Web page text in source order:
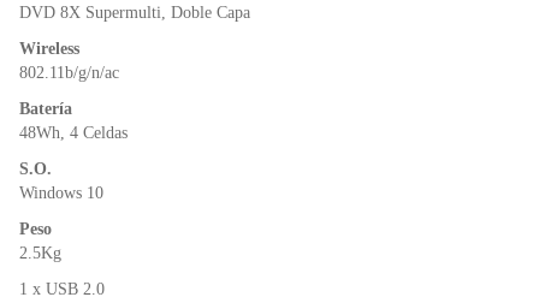
DVD 8X Supermulti, Doble Capa
Wireless
802.11b/g/n/ac
Batería
48Wh, 4 Celdas
S.O.
Windows 10
Peso
2.5Kg
1 x USB 2.0